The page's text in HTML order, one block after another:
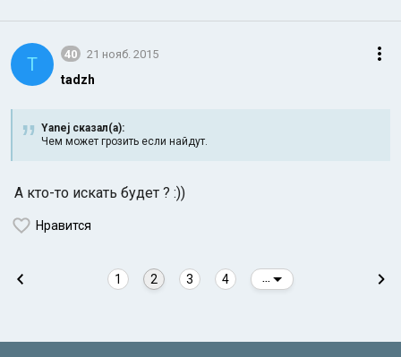
T 40 21 нояб. 2015
tadzh
Yanej сказал(а):
Чем может грозить если найдут.
А кто-то искать будет ? :))
Нравится
1 2 3 4